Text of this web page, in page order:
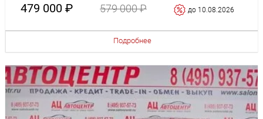
479 000 ₽ 579 000 ₽ до 10.08.2026
Подробнее